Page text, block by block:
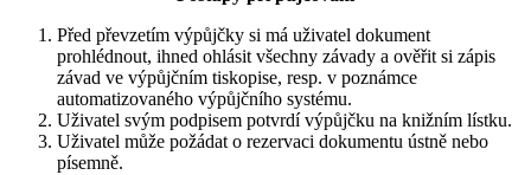
Před převzetím výpůjčky si má uživatel dokument
prohlédnout, ihned ohlásit všechny závady a ověřit si zápis
závad ve výpůjčním tiskopise, resp. v poznámce
automatizovaného výpůjčního systému.
Uživatel svým podpisem potvrdí výpůjčku na knižním lístku.
Uživatel může požádat o rezervaci dokumentu ústně nebo
písemně.